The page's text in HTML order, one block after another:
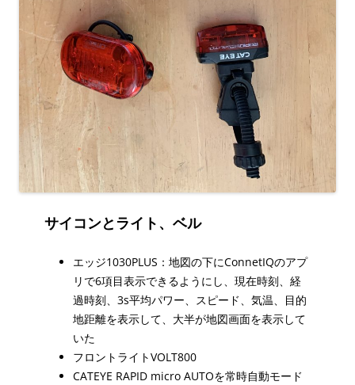
サイコンとライト、ベル
エッジ1030PLUS：地図の下にConnetIQのアプ
リで6項目表示できるようにし、現在時刻、経
過時刻、3s平均パワー、スピード、気温、目的
地距離を表示して、大半が地図画面を表示して
いた
フロントライトVOLT800
CATEYE RAPID micro AUTOを常時自動モード